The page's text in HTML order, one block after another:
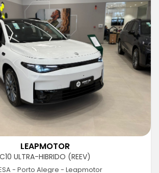
LEAPMOTOR
C10 ULTRA-HIBRIDO (REEV)
- Porto Alegre - Leapmotor